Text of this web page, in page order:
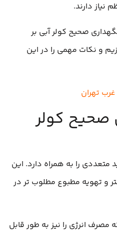
نیاز دارند.
صحیح کولر آبی بر
و نکات مهمی را در این
تهران
صحیح کولر
متعددی را به همراه دارد. این
و تهویه مطبوع مطلوب تر در
مصرف انرژی را نیز به طور قابل